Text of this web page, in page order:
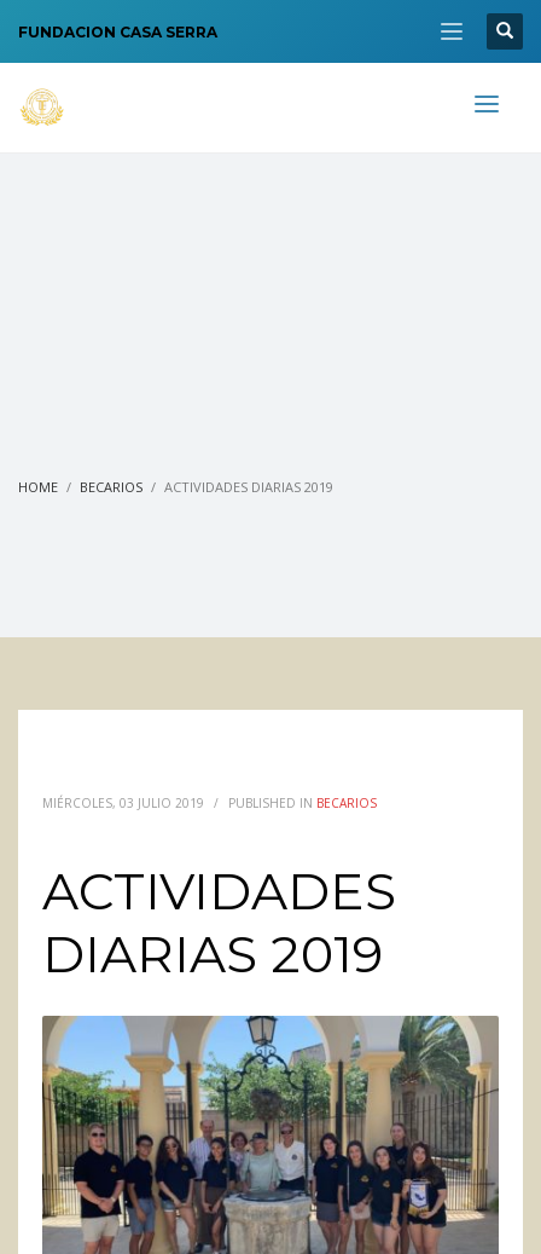
FUNDACION CASA SERRA
HOME BECARIOS ACTIVIDADES DIARIAS 2019
MIÉRCOLES, 03 JULIO 2019 / PUBLISHED IN BECARIOS
ACTIVIDADES
DIARIAS 2019